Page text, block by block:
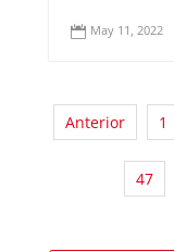
 May 11, 2022
Anterior 1
47